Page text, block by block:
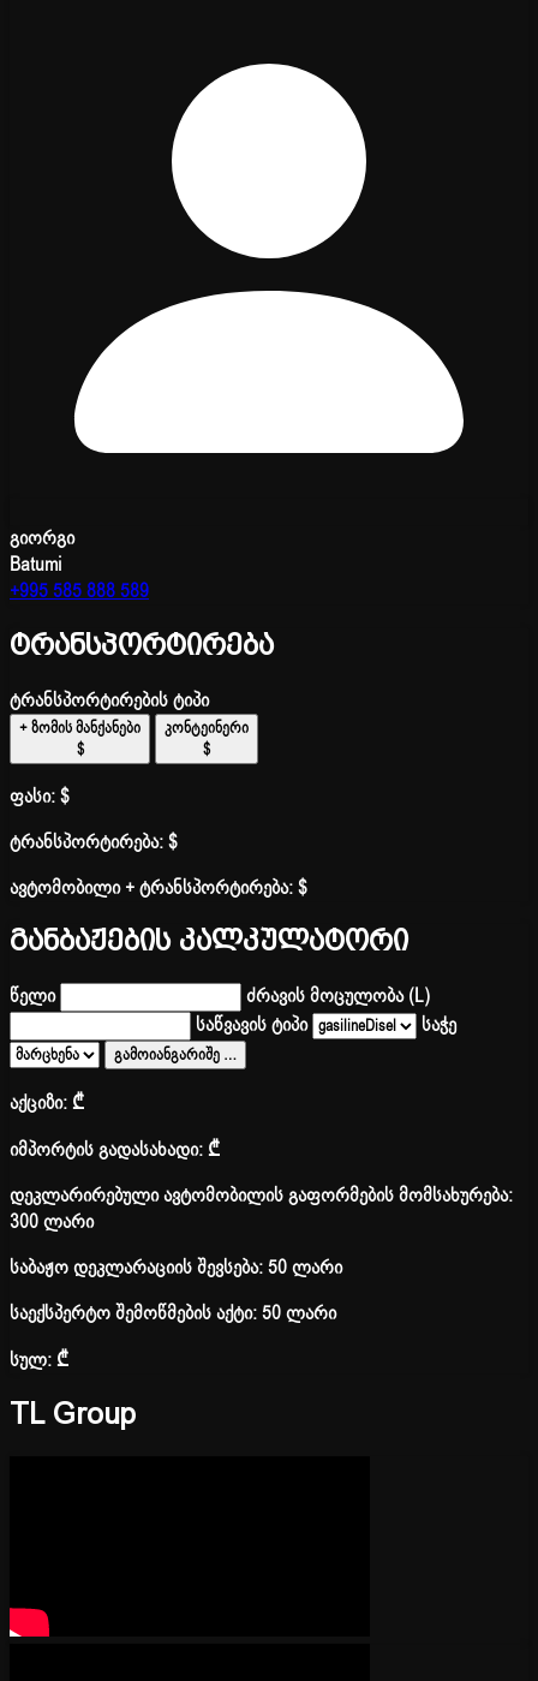
გიორგი
Batumi
+995 585 888 589
ტრანსპორტირება
ტრანსპორტირების ტიპი
+ ზომის მანქანები
$
კონტეინერი
$
ფასი:$
ტრანსპორტირება:$
ავტომობილი + ტრანსპორტირება:$
განბაჟების კალკულატორი
წელი
ძრავის მოცულობა (L)
საწვავის ტიპი
საჭე
გამოიანგარიშე …
აქციზი:₾
იმპორტის გადასახადი:₾
დეკლარირებული ავტომობილის გაფორმების მომსახურება:
300 ლარი
საბაჟო დეკლარაციის შევსება: 50 ლარი
საექსპერტო შემოწმების აქტი: 50 ლარი
სულ:₾
TL Group